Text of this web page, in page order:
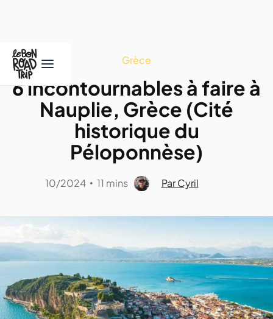
Grèce
6 incontournables à faire à
Nauplie, Grèce (Cité
historique du
Péloponnèse)
10/2024 • 11 mins Par Cyril